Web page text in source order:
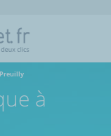
Preuilly
à